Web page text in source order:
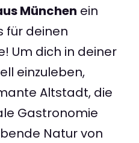
München ein
für deinen
Um dich in deiner
einzuleben,
Altstadt, die
Gastronomie
Natur von